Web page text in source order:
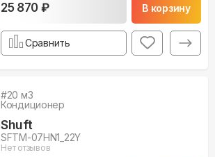
25 870 ₽ В корзину
Сравнить
#20 м3
Кондиционер
Shuft
SFTM-07HN1_22Y
Нет отзывов